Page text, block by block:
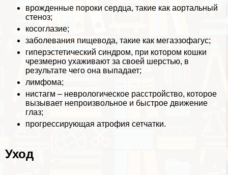
врожденные пороки сердца, такие как аортальный
стеноз;
косоглазие;
заболевания пищевода, такие как мегаэзофагус;
гиперэстетический синдром, при котором кошки
чрезмерно ухаживают за своей шерстью, в
результате чего она выпадает;
лимфома;
нистагм – неврологическое расстройство, которое
вызывает непроизвольное и быстрое движение
глаз;
прогрессирующая атрофия сетчатки.
Уход